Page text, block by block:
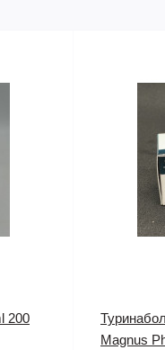
Pharma
Labs